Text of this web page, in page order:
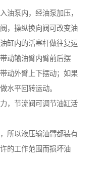
油泵内，经油泵加压，
，操纵换向阀可改变油
缸内的活塞杆做往复运
动输油臂内臂前后摆
动外臂上下摆动；如果
水平回转运动。
，节流阀可调节油缸活
所以液压输油臂都装有
的工作范围而损坏油